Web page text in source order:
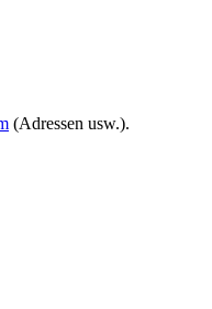
(Adressen usw.).